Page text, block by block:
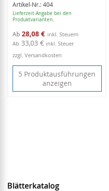
Artikel-Nr.: 404
Lieferzeit-Angabe bei den
Produktvarianten.
Ab 28,08 €
Ab 33,03 € inkl. Steuer
zzgl. Versandkosten
5 Produktausführungen
anzeigen
Blätterkatalog